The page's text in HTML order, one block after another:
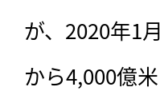
が、2020年1
から4,000億